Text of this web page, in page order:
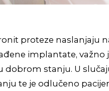
proteze naslanjaju
implantate, važno
dobrom stanju. U
te je odlučeno